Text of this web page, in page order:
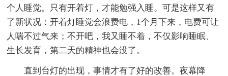
个人睡觉。只有开着灯，才能勉强入睡。可是这样又有
了新状况：开着灯睡觉会浪费电，1个月下来，电费可让
人喘不过气来；不开吧，我又睡不着，不仅影响睡眠、
生长发育，第二天的精神也会没了。
直到台灯的出现，事情才有了好的改善。夜幕降